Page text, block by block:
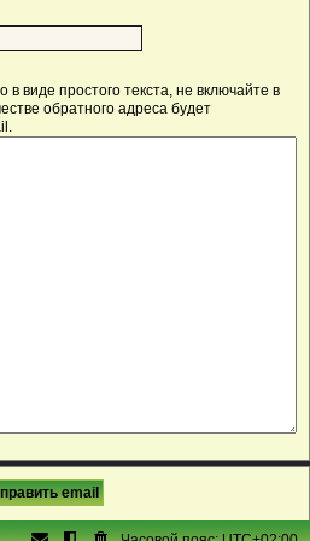
виде простого текста, не включайте в
обратного адреса будет